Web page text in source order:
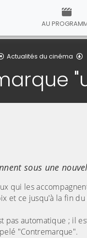
AU
Actualités du cinéma
sous une
qui les
et ce jusqu'à la fin
automatique ; il
"Contremarque".